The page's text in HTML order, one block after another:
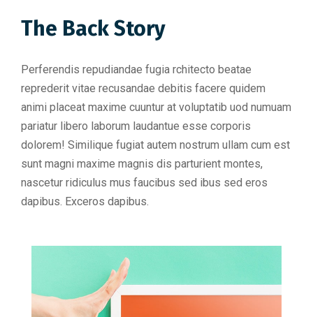
The Back Story
Perferendis repudiandae fugia rchitecto beatae
reprederit vitae recusandae debitis facere quidem
animi placeat maxime cuuntur at voluptatib uod numuam
pariatur libero laborum laudantue esse corporis
dolorem! Similique fugiat autem nostrum ullam cum est
sunt magni maxime magnis dis parturient montes,
nascetur ridiculus mus faucibus sed ibus sed eros
dapibus. Exceros dapibus.